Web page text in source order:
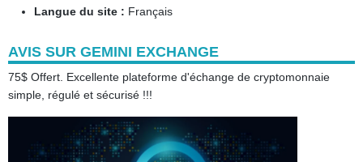
Langue du site : Français
AVIS SUR GEMINI EXCHANGE
75$ Offert. Excellente plateforme d'échange de cryptomonnaie
simple, régulé et sécurisé !!!